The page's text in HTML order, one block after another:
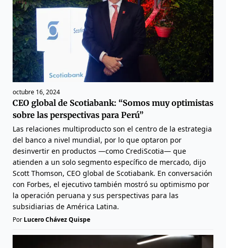
octubre 16, 2024
CEO global de Scotiabank: “Somos muy optimistas
sobre las perspectivas para Perú”
Las relaciones multiproducto son el centro de la estrategia
del banco a nivel mundial, por lo que optaron por
desinvertir en productos —como CrediScotia— que
atienden a un solo segmento específico de mercado, dijo
Scott Thomson, CEO global de Scotiabank. En conversación
con Forbes, el ejecutivo también mostró su optimismo por
la operación peruana y sus perspectivas para las
subsidiarias de América Latina.
Por Lucero Chávez Quispe